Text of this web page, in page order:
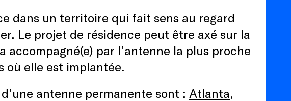
dans un territoire qui fait sens au regard
Le projet de résidence peut être axé sur la
par l’antenne la plus proche
où elle est implantée.
antenne permanente sont : Atlanta,